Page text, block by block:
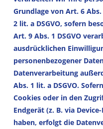
Grundlage von Art. 6
2 lit. a DSGVO, sofern
Art. 9 Abs. 1 DSGVO
ausdrücklichen
personenbezogener
Datenverarbeitung
Abs. 1 lit. a DSGVO.
Cookies oder in den
Endgerät (z. B. via
haben, erfolgt die